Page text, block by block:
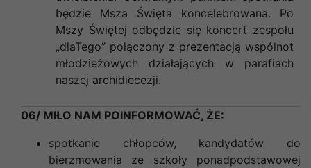
będzie Msza Święta koncelebrowana. Po
Mszy Świętej odbędzie się koncert zespołu
„dlaTego” połączony z prezentacją wspólnot
młodzieżowych działających w parafiach
naszej archidiecezji.
06/ MIŁO NAM POINFORMOWAĆ, ŻE:
spotkanie chłopców, kandydatów do
bierzmowania ze szkoły ponadpodstawowej